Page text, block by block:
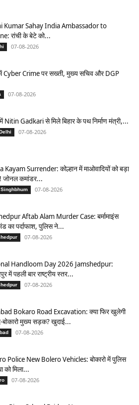
Kumar Sahay India Ambassador to
रांची के बेटे को...
07-08-2026
में Cyber Crime पर सख्ती, मुख्य सचिव और DGP
07-08-2026
Nitin Gadkari से मिले बिहार के पथ निर्माण मंत्री,...
07-08-2026
Kayam Surrender: कोल्हान में माओवादियों को बड़ा
जोनल कमांडर...
07-08-2026
Aftab Alam Murder Case: बर्मामाइंस
का पर्दाफाश, पुलिस ने...
07-08-2026
Handloom Day 2026 Jamshedpur:
में पहली बार राष्ट्रीय स्तर...
07-08-2026
Bokaro Road Excavation: क्या फिर खुलेगी
बोकारो मुख्य सड़क? खुदाई...
07-08-2026
Police New Bolero Vehicles: बोकारो में पुलिस
को मिला...
07-08-2026